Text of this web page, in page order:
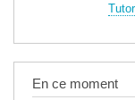
En ce moment